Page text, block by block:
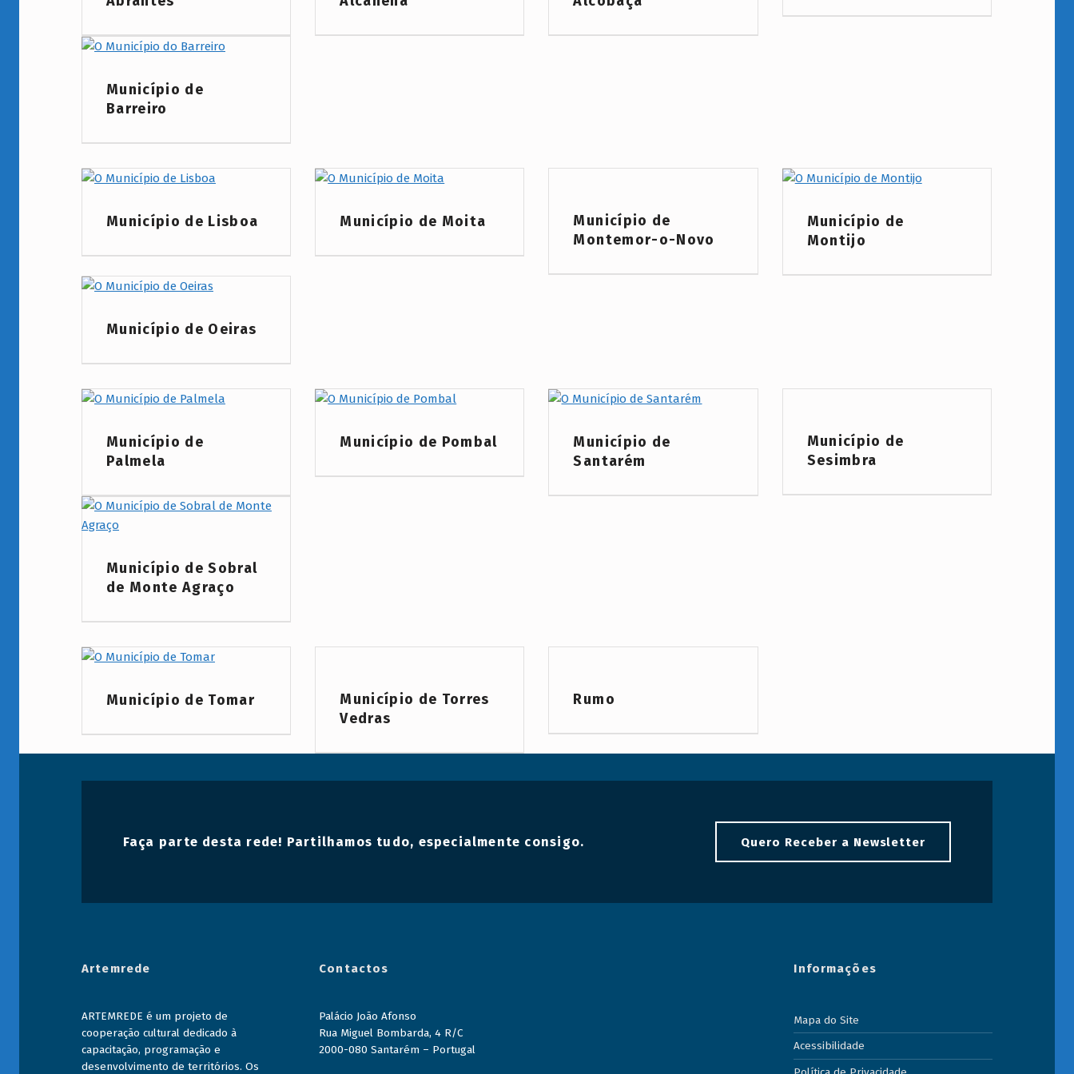
Project Category:
Município de
Barreiro
Project Category:
Município de Lisboa Project Category:
Município de Moita
Project Category:
Município de
Montemor-o-Novo
Project Category:
Município de
Montijo
Project Category:
Município de Oeiras
Project Category:
Município de
Palmela
Project Category:
Município de Pombal Project Category:
Município de
Santarém
Project Category:
Município de
Sesimbra
Project Category:
Município de Sobral
de Monte Agraço
Project Category:
Município de Tomar
Project Category:
Município de Torres
Vedras
Rumo
Voltar à navegação principal
Faça parte desta rede! Partilhamos tudo, especialmente consigo. Quero Receber a Newsletter
Artemrede
ARTEMREDE é um projeto de
cooperação cultural dedicado à
capacitação, programação e
desenvolvimento de territórios. Os
Contactos
Palácio João Afonso
Rua Miguel Bombarda, 4 R/C
2000-080 Santarém – Portugal
Informações
Mapa do Site
Acessibilidade